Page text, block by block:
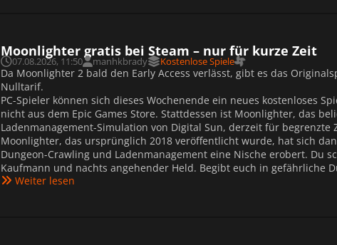
Moonlighter gratis bei Steam – nur für kurze Zeit
07.08.2026, 11:50 manhkbrady Kostenlose Spiele
Da Moonlighter 2 bald den Early Access verlässt, gibt es das
Nulltarif.
PC-Spieler können sich dieses Wochenende ein neues kostenloses
nicht aus dem Epic Games Store. Stattdessen ist Moonlighter, das
Ladenmanagement-Simulation von Digital Sun, derzeit für begrenzte
Moonlighter, das ursprünglich 2018 veröffentlicht wurde, hat sich
Dungeon-Crawling und Ladenmanagement eine Nische erobert. Du
Kaufmann und nachts angehender Held. Begibt euch in gefährliche
Weiter lesen